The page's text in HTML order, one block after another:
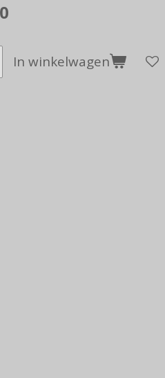
In winkelwagen